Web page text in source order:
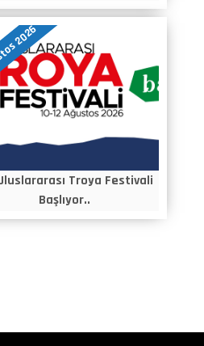
2026
Troya Festivali
Başlıyor..